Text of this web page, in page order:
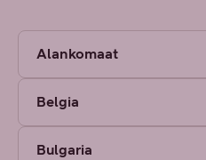
Alankomaat
Belgia
Bulgaria